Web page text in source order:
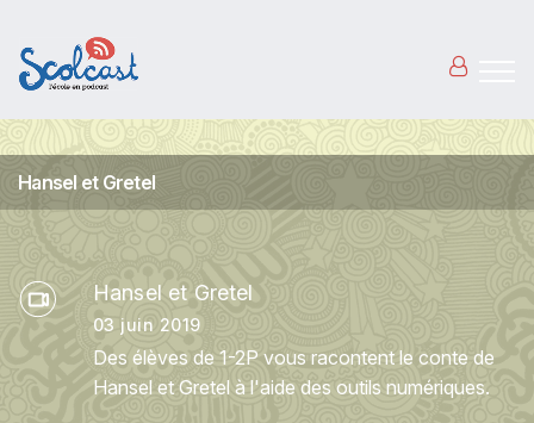
Hansel et Gretel
Hansel et Gretel
03 juin 2019
Des élèves de 1-2P vous racontent le conte de
Hansel et Gretel à l'aide des outils numériques.